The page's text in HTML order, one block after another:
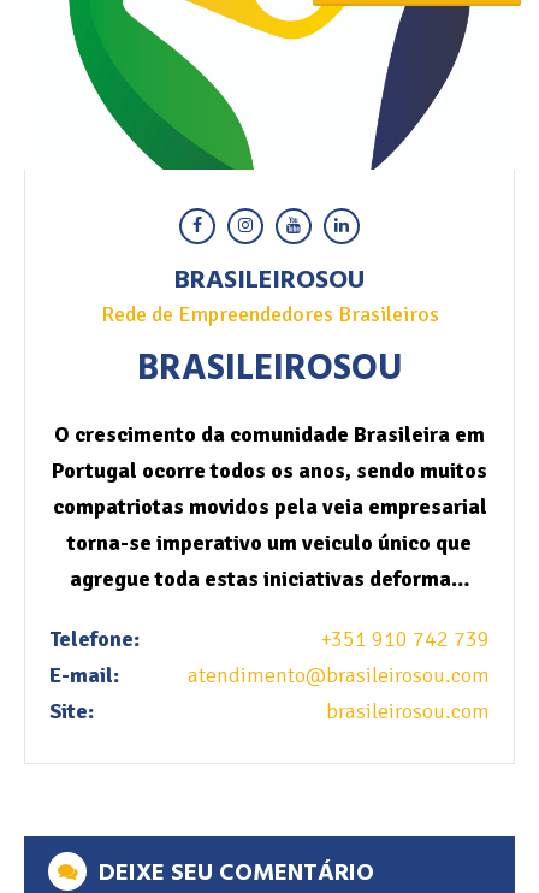
BRASILEIROSOU
Rede de Empreendedores Brasileiros
BRASILEIROSOU
O crescimento da comunidade Brasileira em
Portugal ocorre todos os anos, sendo muitos
compatriotas movidos pela veia empresarial
torna-se imperativo um veiculo único que
agregue toda estas iniciativas deforma…
Telefone:
+351 910 742 739
E-mail:
atendimento@brasileirosou.com
Site:
brasileirosou.com
DEIXE SEU COMENTÁRIO